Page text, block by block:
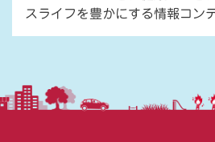
スライフを豊かにする情報コン